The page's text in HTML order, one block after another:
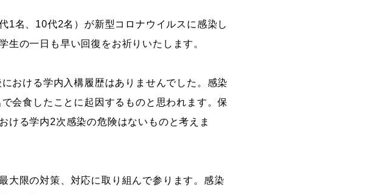
究科
研究科
（仮称・構想中／2028年
度開設予定）
1名、10代2名）が新型コロナウイルスに感染し
の一日も早い回復をお祈りいたします。
おける学内入構履歴はありませんでした。感染
会食したことに起因するものと思われます。保
ける学内2次感染の危険はないものと考えま
大限の対策、対応に取り組んで参ります。感染